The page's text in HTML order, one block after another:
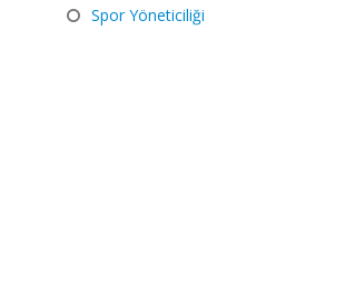
Spor Yöneticiliği